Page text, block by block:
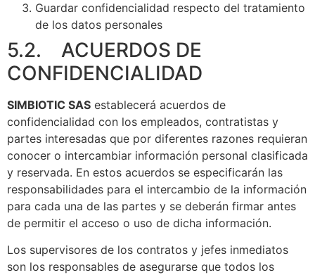
Guardar confidencialidad respecto del tratamiento
de los datos personales
5.2. ACUERDOS DE
CONFIDENCIALIDAD
SIMBIOTIC SAS establecerá acuerdos de
confidencialidad con los empleados, contratistas y
partes interesadas que por diferentes razones requieran
conocer o intercambiar información personal clasificada
y reservada. En estos acuerdos se especificarán las
responsabilidades para el intercambio de la información
para cada una de las partes y se deberán firmar antes
de permitir el acceso o uso de dicha información.
Los supervisores de los contratos y jefes inmediatos
son los responsables de asegurarse que todos los